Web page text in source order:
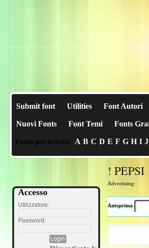
Submit font Utilities Font Autori
Nuovi Fonts Font Temi Fonts
Fonts per lettera: A B C D E F G H I J
Accesso
Utilizzatore:
Password:
! PEPSI
Advertising:
Anteprima